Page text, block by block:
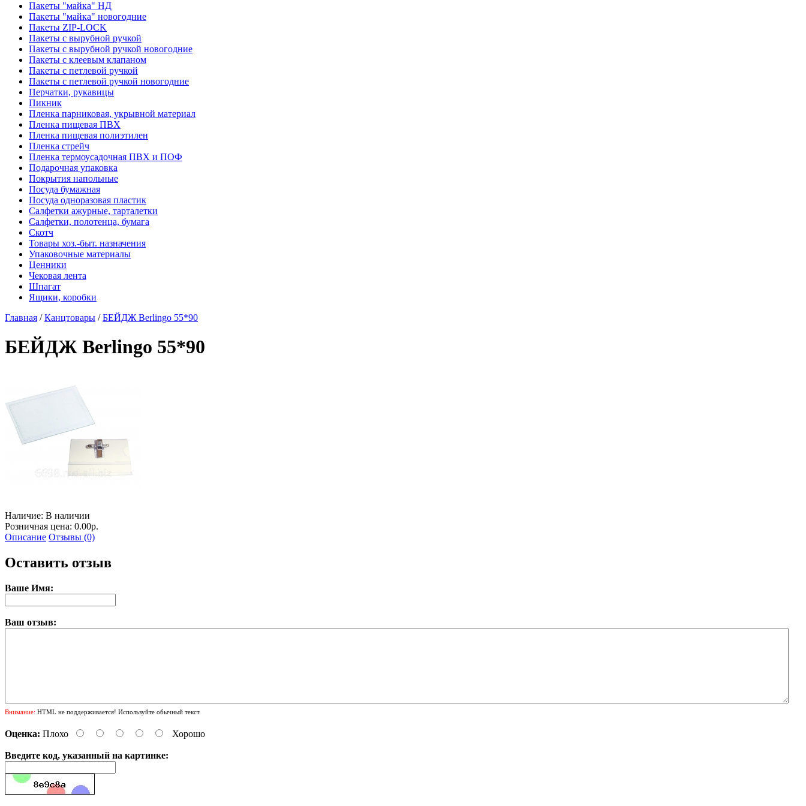
Пакеты "майка" НД
Пакеты "майка" новогодние
Пакеты ZIP-LOCK
Пакеты с вырубной ручкой
Пакеты с вырубной ручкой новогодние
Пакеты с клеевым клапаном
Пакеты с петлевой ручкой
Пакеты с петлевой ручкой новогодние
Перчатки, рукавицы
Пикник
Пленка парниковая, укрывной материал
Пленка пищевая ПВХ
Пленка пищевая полиэтилен
Пленка стрейч
Пленка термоусадочная ПВХ и ПОФ
Подарочная упаковка
Покрытия напольные
Посуда бумажная
Посуда одноразовая пластик
Салфетки ажурные, тарталетки
Салфетки, полотенца, бумага
Скотч
Товары хоз.-быт. назначения
Упаковочные материалы
Ценники
Чековая лента
Шпагат
Ящики, коробки
Главная /Канцтовары /БЕЙДЖ Berlingo 55*90
БЕЙДЖ Berlingo 55*90
Наличие: В наличии
Розничная цена: 0.00р.
Описание Отзывы (0)
Оставить отзыв
Ваше Имя:
Ваш отзыв:
Внимание: HTML не поддерживается! Используйте обычный текст.
Оценка: Плохо Хорошо
Введите код, указанный на картинке: